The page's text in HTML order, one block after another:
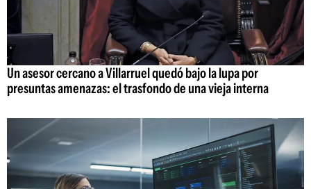
Un asesor cercano a Villarruel quedó bajo la lupa por
presuntas amenazas: el trasfondo de una vieja interna